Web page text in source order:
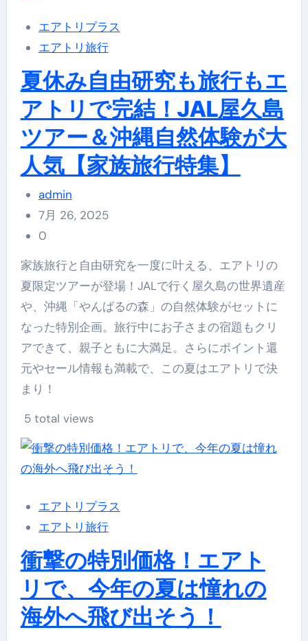
エアトリプラス
エアトリ旅行
夏休み自由研究も旅行もエ
アトリで完結！JAL屋久島
ツアー＆沖縄自然体験が大
人気【家族旅行特集】
admin
7月 26, 2025
0
家族旅行と自由研究を一度に叶える、エアトリの
夏限定ツアーが登場！JALで行く屋久島の世界遺産
や、沖縄「やんばるの森」の自然体験がセットに
なった特別企画。旅行中にお子さまの宿題もクリ
アできて、親子ともに大満足。さらにポイント還
元やセール情報も満載で、この夏はエアトリで決
まり！
5 total views
エアトリプラス
エアトリ旅行
衝撃の特別価格！エアト
リで、今年の夏は憧れの
海外へ飛び出そう！